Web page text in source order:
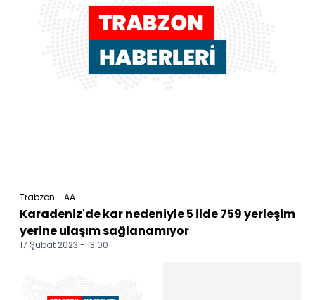
Trabzon - AA
Karadeniz'de kar nedeniyle 5 ilde 759 yerleşim
yerine ulaşım sağlanamıyor
17 Şubat 2023 - 13:00